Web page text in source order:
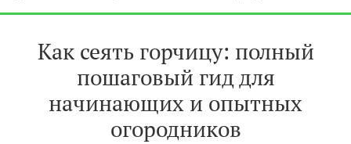
Как сеять горчицу: полный
пошаговый гид для
начинающих и опытных
огородников